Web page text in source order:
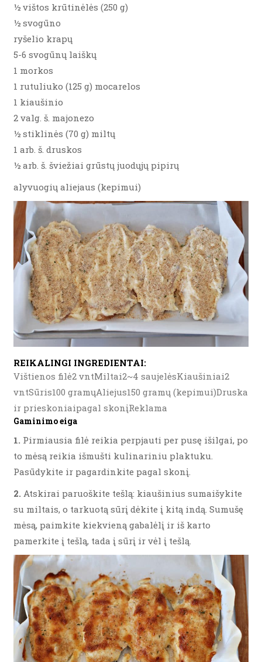
½ vištos krūtinėlės (250 g)
½ svogūno
ryšelio krapų
5-6 svogūnų laiškų
1 morkos
1 rutuliuko (125 g) mocarelos
1 kiaušinio
2 valg. š. majonezo
½ stiklinės (70 g) miltų
1 arb. š. druskos
½ arb. š. šviežiai grūstų juodųjų pipirų
alyvuogių aliejaus (kepimui)
REIKALINGI INGREDIENTAI:
Vištienos filė2 vntMiltai2~4 saujelėsKiaušiniai2
vntSūris100 gramųAliejus150 gramų (kepimui)Druska
ir prieskoniaipagal skonįReklama
Gaminimo eiga
1. Pirmiausia filė reikia perpjauti per pusę išilgai, po
to mėsą reikia išmušti kulinariniu plaktuku.
Pasūdykite ir pagardinkite pagal skonį.
2. Atskirai paruoškite tešlą: kiaušinius sumaišykite
su miltais, o tarkuotą sūrį dėkite į kitą indą. Sumušę
mėsą, paimkite kiekvieną gabalėlį ir iš karto
pamerkite į tešlą, tada į sūrį ir vėl į tešlą.